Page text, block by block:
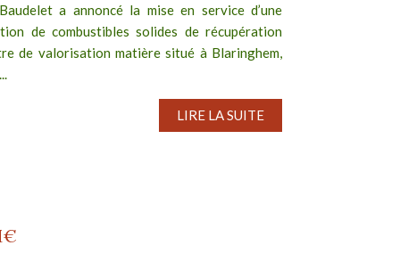
a annoncé la mise en service d’une
de combustibles solides de récupération
de valorisation matière situé à Blaringhem,
LIRE LA SUITE